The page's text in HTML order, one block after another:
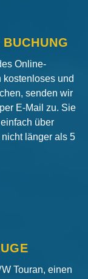
Online-
kostenloses und
senden wir
E-Mail zu. Sie
über
länger als 5
Touran, einen